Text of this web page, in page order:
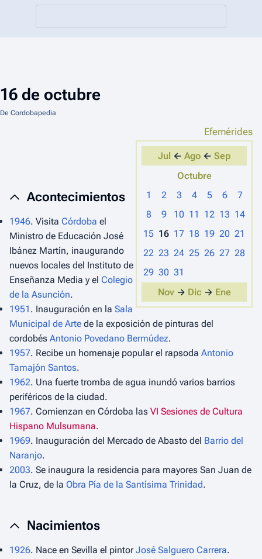
16 de octubre
De Cordobapedia
Efemérides
Jul ← Ago ← Sep
Octubre
1
2 3 4 5 6
7
8
9 10 11 12 13 14
15 16 17 18 19 20 21
22 23 24 25 26 27 28
29 30 31
Nov→ Dic → Ene
Acontecimientos
1946. Visita Córdoba el
Ministro de Educación José
Ibánez Martín, inaugurando
nuevos locales del Instituto de
Enseñanza Media y el Colegio
de la Asunción.
1951 . Inauguración en la Sala
Municipal de Arte de la exposición de pinturas del
cordobés Antonio Povedano Bermúdez.
1957. Recibe un homenaje popular el rapsoda Antonio
Tamajón Santos.
1962. Una fuerte tromba de agua inundó varios barrios
periféricos de la ciudad.
1967. Comienzan en Córdoba las VI Sesiones de Cultura
Hispano Mulsumana.
1969. Inauguración del Mercado de Abasto del Barrio del
Naranjo.
2003. Se inaugura la residencia para mayores San Juan de
la Cruz, de la Obra Pía de la Santísima Trinidad.
Nacimientos
1926. Nace en Sevilla el pintorJosé Salguero Carrera.